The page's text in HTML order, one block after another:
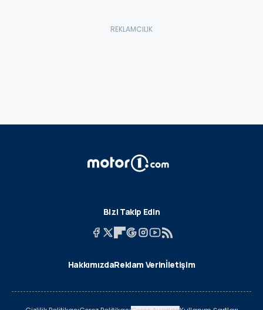
Bizi Takip Edin
HakkımızdaReklam Verinİletişim